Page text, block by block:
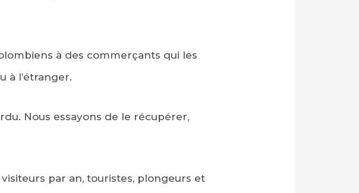
à des commerçants qui les
à l’étranger.
Nous essayons de le récupérer,
par an, touristes, plongeurs et